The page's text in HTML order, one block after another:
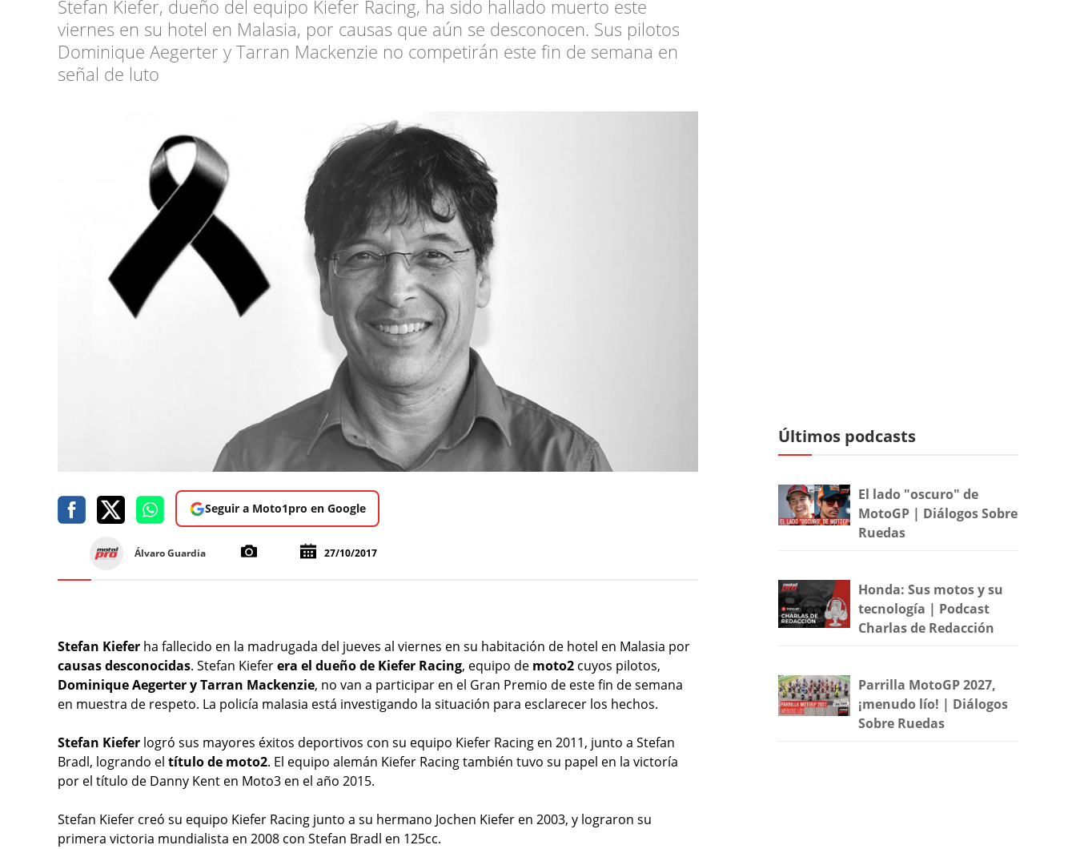
Stefan Kiefer, dueño del equipo Kiefer Racing, ha sido hallado muerto este
viernes en su hotel en Malasia, por causas que aún se desconocen. Sus pilotos
Dominique Aegerter y Tarran Mackenzie no competirán este fin de semana en
señal de luto
Seguir a Moto1pro en Google
Álvaro Guardia 27/10/2017
Stefan Kiefer ha fallecido en la madrugada del jueves al viernes en su habitación de hotel en Malasia por
causas desconocidas. Stefan Kieferera el dueño de Kiefer Racing, equipo de moto2 cuyos pilotos,
Dominique Aegerter y Tarran Mackenzie, no van a participar en el Gran Premio de este fin de semana
en muestra de respeto. La policía malasia está investigando la situación para esclarecer los hechos.
Stefan Kiefer logró sus mayores éxitos deportivos con su equipo Kiefer Racing en 2011, junto a Stefan
Bradl, logrando el título de moto2. El equipo alemán Kiefer Racing también tuvo su papel en la victoría
por el título de Danny Kent en Moto3 en el año 2015.
Stefan Kiefer creó su equipo Kiefer Racing junto a su hermano Jochen Kiefer en 2003, y lograron su
primera victoria mundialista en 2008 con Stefan Bradl en 125cc.
Últimos podcasts
El lado "oscuro" de
MotoGP | Diálogos Sobre
Ruedas
Honda: Sus motos y su
tecnología | Podcast
Charlas de Redacción
Parrilla MotoGP 2027,
¡menudo lío! | Diálogos
Sobre Ruedas